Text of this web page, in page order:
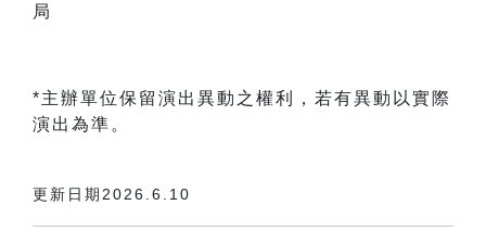
局
*主辦單位保留演出異動之權利，若有異動以實際
演出為準。
更新日期2026.6.10